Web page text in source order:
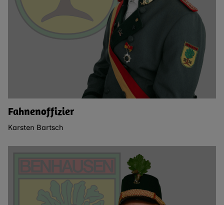
Fahnenoffizier
Karsten Bartsch